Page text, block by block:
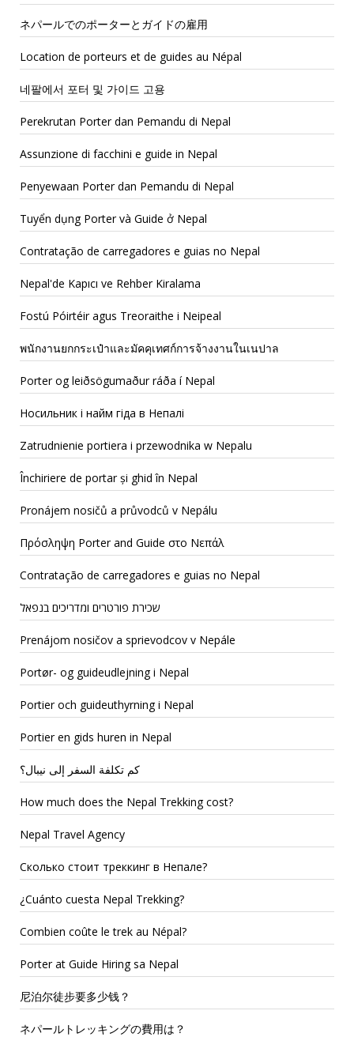
ネパールでのポーターとガイドの雇用
Location de porteurs et de guides au Népal
네팔에서 포터 및 가이드 고용
Perekrutan Porter dan Pemandu di Nepal
Assunzione di facchini e guide in Nepal
Penyewaan Porter dan Pemandu di Nepal
Tuyển dụng Porter và Guide ở Nepal
Contratação de carregadores e guias no Nepal
Nepal'de Kapıcı ve Rehber Kiralama
Fostú Póirtéir agus Treoraithe i Neipeal
พนักงานยกกระเป๋าและมัคคุเทศก์การจ้างงานในเนปาล
Porter og leiðsögumaður ráða í Nepal
Носильник і найм гіда в Непалі
Zatrudnienie portiera i przewodnika w Nepalu
Închiriere de portar și ghid în Nepal
Pronájem nosičů a průvodců v Nepálu
Πρόσληψη Porter and Guide στο Νεπάλ
Contratação de carregadores e guias no Nepal
שכירת פורטרים ומדריכים בנפאל
Prenájom nosičov a sprievodcov v Nepále
Portør- og guideudlejning i Nepal
Portier och guideuthyrning i Nepal
Portier en gids huren in Nepal
كم تكلفة السفر إلى نيبال؟
How much does the Nepal Trekking cost?
Nepal Travel Agency
Сколько стоит треккинг в Непале?
¿Cuánto cuesta Nepal Trekking?
Combien coûte le trek au Népal?
Porter at Guide Hiring sa Nepal
尼泊尔徒步要多少钱？
ネパールトレッキングの費用は？